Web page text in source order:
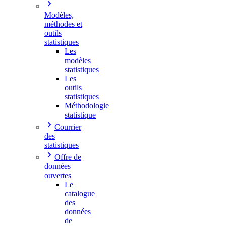
Modèles,
méthodes et
outils
statistiques
Les
modèles
statistiques
Les
outils
statistiques
Méthodologie
statistique
Courrier
des
statistiques
Offre de
données
ouvertes
Le
catalogue
des
données
de